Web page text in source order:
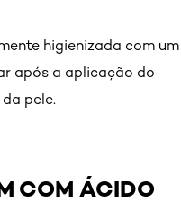
higienizada com um
após a aplicação do
pele.
COM ÁCIDO